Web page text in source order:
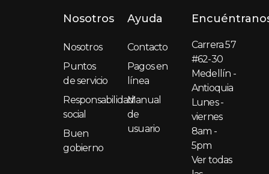
Nosotros
Nosotros
Puntos
de servicio
Responsabilidad
social
Buen
gobierno
Ayuda
Contacto
Pagos en
línea
Manual
de
usuario
Carrera 57
#62-30
Medellín -
Antioquia
Lunes -
viernes
8am -
5pm
Ver todas